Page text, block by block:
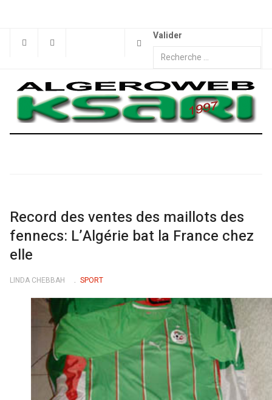
Valider
Record des ventes des maillots des
fennecs: L’Algérie bat la France chez
elle
LINDA CHEBBAH SPORT